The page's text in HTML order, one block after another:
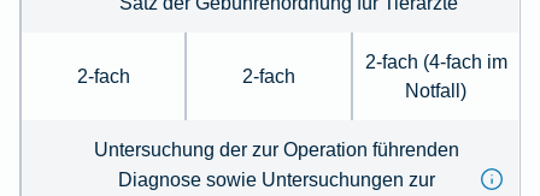
2-fach 2-fach
2-fach (4-fach im
Notfall)
Untersuchung der zur Operation führenden
Diagnose sowie Untersuchungen zur